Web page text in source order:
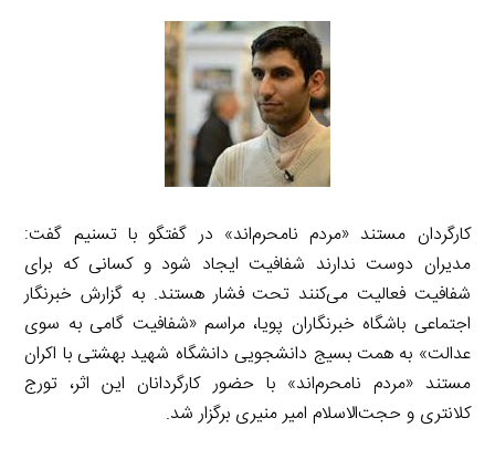
کارگردان مستند «مردم نامحرم‌اند» در گفتگو با تسنیم گفت:
مدیران دوست ندارند شفافیت ایجاد شود و کسانی که برای
شفافیت فعالیت می‌کنند تحت فشار هستند. به گزارش خبرنگار
اجتماعی باشگاه خبرنگاران پویا، مراسم «شفافیت گامی به سوی
عدالت» به همت بسیج دانشجویی دانشگاه شهید بهشتی با اکران
مستند «مردم نامحرم‌اند» با حضور کارگردانان این اثر، تورج
کلانتری و حجت‌الاسلام امیر منیری برگزار شد.